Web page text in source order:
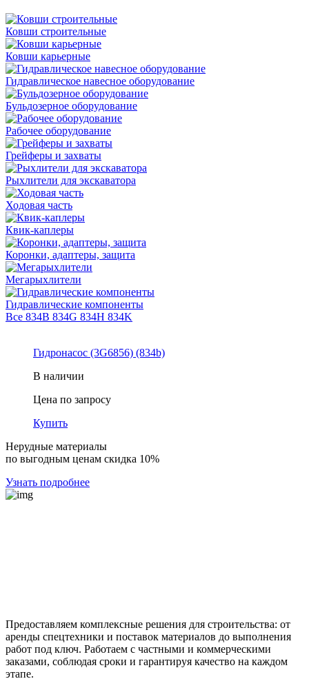
Ковши строительные
Ковши карьерные
Гидравлическое навесное оборудование
Бульдозерное оборудование
Рабочее оборудование
Грейферы и захваты
Рыхлители для экскаватора
Ходовая часть
Квик-каплеры
Коронки, адаптеры, защита
Мегарыхлители
Гидравлические компоненты
Все 834B 834G 834H 834K
Гидронасос (3G6856) (834b)
В наличии
Цена по запросу
Купить
Нерудные материалы
по выгодным ценам скидка 10%
Узнать подробнее
Предоставляем комплексные решения для строительства: от
аренды спецтехники и поставок материалов до выполнения
работ под ключ. Работаем с частными и коммерческими
заказами, соблюдая сроки и гарантируя качество на каждом
этапе.